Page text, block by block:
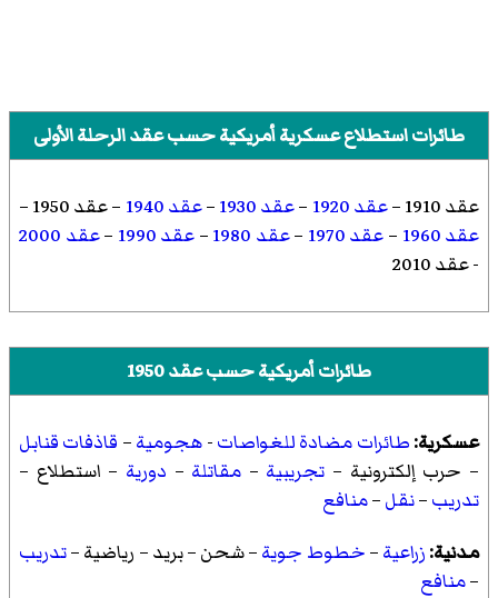
طائرات استطلاع عسكرية أمريكية حسب عقد الرحلة الأولى
عقد 1910 –عقد 1920 –عقد 1930 –عقد 1940 –عقد 1950
–
عقد 1960
–عقد 1970 –عقد 1980 –عقد 1990 –عقد 2000
-عقد 2010
طائرات أمريكية حسب عقد 1950
عسكرية:طائرات مضادة للغواصات-هجومية– قاذفات قنابل
– حرب إلكترونية – تجريبية – مقاتلة – دورية – استطلاع –
تدريب–نقل–منافع
مدنية:زراعية–خطوط جوية–شحن–بريد– رياضية–تدريب
–منافع